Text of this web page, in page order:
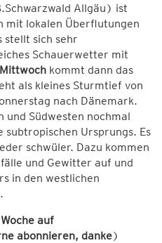
Allgäu) ist
mit lokalen Überflutungen
stellt sich sehr
Schauerwetter mit
Mittwoch kommt dann das
als kleines Sturmtief von
nach Dänemark.
und Südwesten nochmal
Ursprungs. Es
schwüler. Dazu kommen
und Gewitter auf und
in den westlichen
auf
abonnieren, danke)